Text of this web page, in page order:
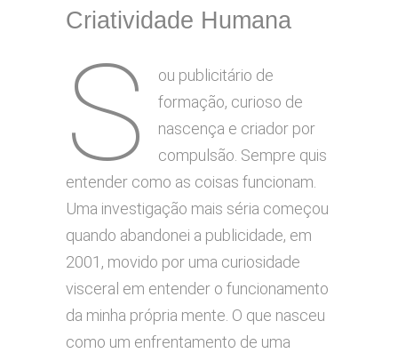
Criatividade Humana
S
ou publicitário de
formação, curioso de
nascença e criador por
compulsão. Sempre quis
entender como as coisas funcionam.
Uma investigação mais séria começou
quando abandonei a publicidade, em
2001, movido por uma curiosidade
visceral em entender o funcionamento
da minha própria mente. O que nasceu
como um enfrentamento de uma